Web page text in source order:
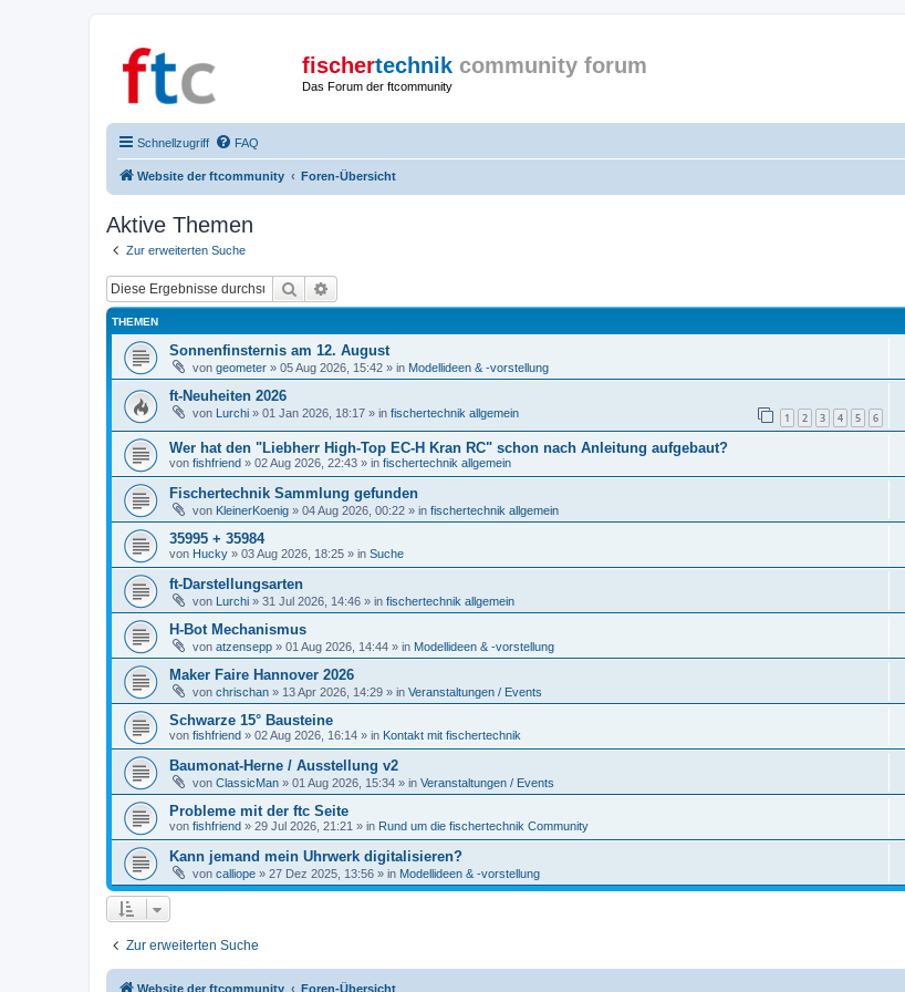
fischertechnik community forum
Das Forum der ftcommunity
Schnellzugriff FAQ
Website der ftcommunity Foren-Übersicht
Aktive Themen
Zur erweiterten Suche
Suche
THEMEN
Sonnenfinsternis am 12. August
von geometer » 05 Aug 2026, 15:42 » in Modellideen & -vorstellung
ft-Neuheiten 2026
von Lurchi » 01 Jan 2026, 18:17 » in fischertechnik allgemein 1 2 3 4 5 6
Wer hat den "Liebherr High-Top EC-H Kran RC" schon nach Anleitung aufgebaut?
von fishfriend » 02 Aug 2026, 22:43 » in fischertechnik allgemein
Fischertechnik Sammlung gefunden
von KleinerKoenig » 04 Aug 2026, 00:22 » in fischertechnik allgemein
35995 + 35984
von Hucky » 03 Aug 2026, 18:25 » in Suche
ft-Darstellungsarten
von Lurchi » 31 Jul 2026, 14:46 » in fischertechnik allgemein
H-Bot Mechanismus
von atzensepp » 01 Aug 2026, 14:44 » in Modellideen & -vorstellung
Maker Faire Hannover 2026
von chrischan » 13 Apr 2026, 14:29 » in Veranstaltungen / Events
Schwarze 15° Bausteine
von fishfriend » 02 Aug 2026, 16:14 » in Kontakt mit fischertechnik
Baumonat-Herne / Ausstellung v2
von ClassicMan » 01 Aug 2026, 15:34 » in Veranstaltungen / Events
Probleme mit der ftc Seite
von fishfriend » 29 Jul 2026, 21:21 » in Rund um die fischertechnik Community
Kann jemand mein Uhrwerk digitalisieren?
von calliope » 27 Dez 2025, 13:56 » in Modellideen & -vorstellung
Zur erweiterten Suche
Website der ftcommunity Foren-Übersicht